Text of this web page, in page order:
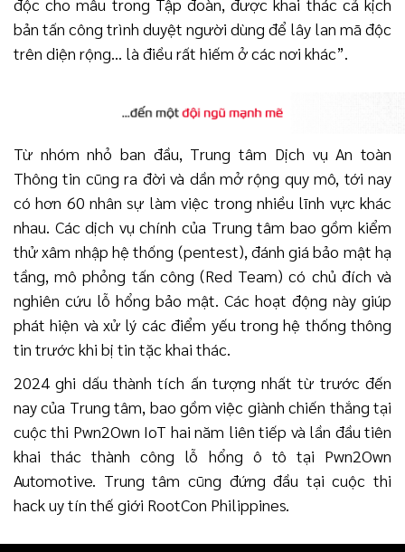
bản tấn công trình duyệt người dùng để lây lan mã độc
trên diện rộng… là điều rất hiếm ở các nơi khác”.
Từ nhóm nhỏ ban đầu, Trung tâm Dịch vụ An toàn
Thông tin cũng ra đời và dần mở rộng quy mô, tới nay
có hơn 60 nhân sự làm việc trong nhiều lĩnh vực khác
nhau. Các dịch vụ chính của Trung tâm bao gồm kiểm
thử xâm nhập hệ thống (pentest), đánh giá bảo mật hạ
tầng, mô phỏng tấn công (Red Team) có chủ đích và
nghiên cứu lỗ hổng bảo mật. Các hoạt động này giúp
phát hiện và xử lý các điểm yếu trong hệ thống thông
tin trước khi bị tin tặc khai thác.
2024 ghi dấu thành tích ấn tượng nhất từ trước đến
nay của Trung tâm, bao gồm việc giành chiến thắng tại
cuộc thi Pwn2Own IoT hai năm liên tiếp và lần đầu tiên
khai thác thành công lỗ hổng ô tô tại Pwn2Own
Automotive. Trung tâm cũng đứng đầu tại cuộc thi
hack uy tín thế giới RootCon Philippines.